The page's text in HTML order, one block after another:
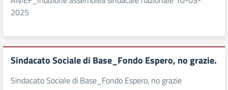
2025
Sindacato Sociale di Base_Fondo Espero, no grazie.
Sindacato Sociale di Base_Fondo Espero, no grazie